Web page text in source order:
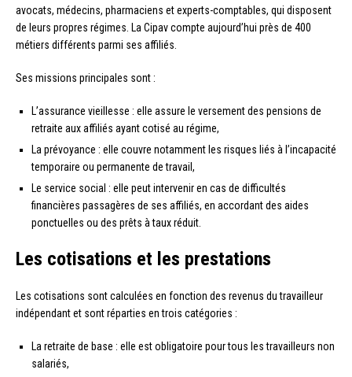
avocats, médecins, pharmaciens et experts-comptables, qui disposent
de leurs propres régimes. La Cipav compte aujourd’hui près de 400
métiers différents parmi ses affiliés.
Ses missions principales sont :
L’assurance vieillesse : elle assure le versement des pensions de
retraite aux affiliés ayant cotisé au régime,
La prévoyance : elle couvre notamment les risques liés à l’incapacité
temporaire ou permanente de travail,
Le service social : elle peut intervenir en cas de difficultés
financières passagères de ses affiliés, en accordant des aides
ponctuelles ou des prêts à taux réduit.
Les cotisations et les prestations
Les cotisations sont calculées en fonction des revenus du travailleur
indépendant et sont réparties en trois catégories :
La retraite de base : elle est obligatoire pour tous les travailleurs non
salariés,